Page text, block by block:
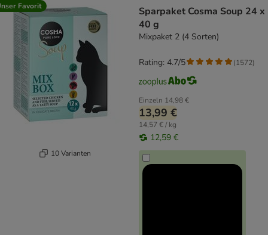
Favorit
10 Varianten
Sparpaket Cosma Soup 24 x
40 g
Mixpaket 2 (4 Sorten)
Einzeln 14,98 €
13,99 €
14,57 € / kg
12,59 €
Rating: 4.7/5 (1572)